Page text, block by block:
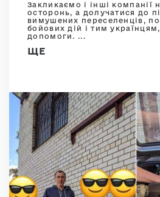
Закликаємо і інші компанії
осторонь, а долучатися до
вимушених переселенців,
бойових дій і тим
допомоги. ...
ЩЕ